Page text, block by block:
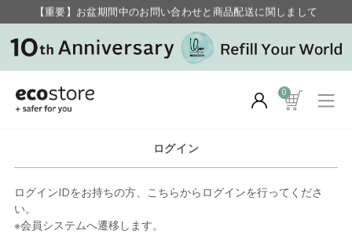
【重要】お盆期間中のお問い合わせと商品配送に関しまして
毎月お得にポイントが貯まる！ “月のポイントアップデー”
0
ログイン
ログインIDをお持ちの方、こちらからログインを行ってくださ
い。
※会員システムへ遷移します。